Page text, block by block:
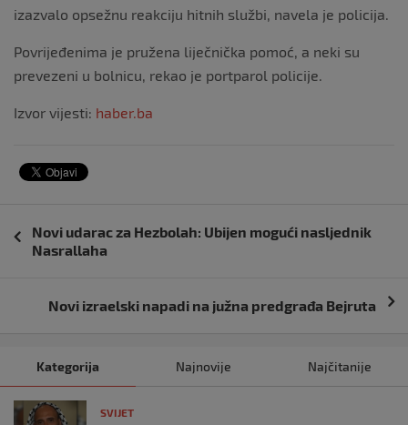
izazvalo opsežnu reakciju hitnih službi, navela je policija.
Povrijeđenima je pružena liječnička pomoć, a neki su
prevezeni u bolnicu, rekao je portparol policije.
Izvor vijesti: haber.ba
objava
Novi udarac za Hezbolah: Ubijen mogući nasljednik
Nasrallaha
Novi izraelski napadi na južna predgrađa Bejruta
Kategorija Najnovije Najčitanije
SVIJET